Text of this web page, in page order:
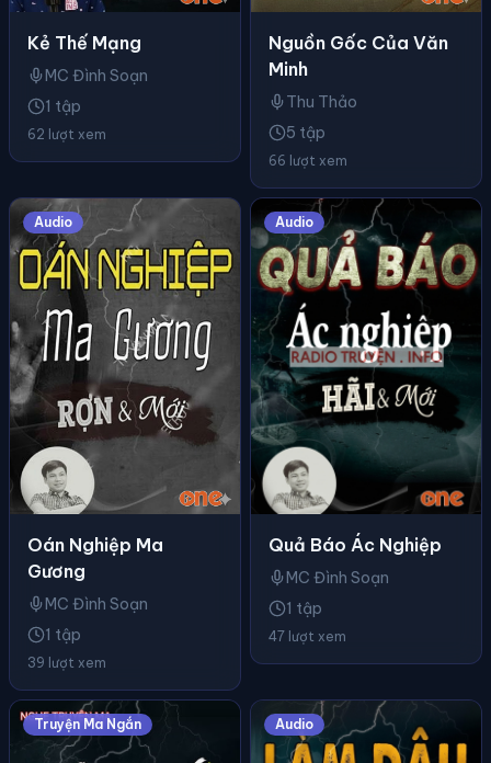
Kẻ Thế Mạng
MC Đình Soạn
1 tập
62 lượt xem
Nguồn Gốc Của Văn
Minh
Thu Thảo
5 tập
66 lượt xem
Audio
Oán Nghiệp Ma
Gương
MC Đình Soạn
1 tập
39 lượt xem
Audio
Quả Báo Ác Nghiệp
MC Đình Soạn
1 tập
47 lượt xem
Truyện Ma Ngắn Audio